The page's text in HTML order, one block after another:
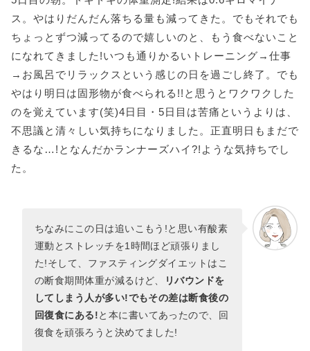
ス。やはりだんだん落ちる量も減ってきた。でもそれでも
ちょっとずつ減ってるので嬉しいのと、もう食べないこと
になれてきました!いつも通りかるいトレーニング→仕事
→お風呂でリラックスという感じの日を過ごし終了。でも
やはり明日は固形物が食べられる!!と思うとワクワクした
のを覚えています(笑)4日目・5日目は苦痛というよりは、
不思議と清々しい気持ちになりました。正直明日もまだで
きるな…!となんだかランナーズハイ?!ような気持ちでし
た。
ちなみにこの日は追いこもう!と思い有酸素
運動とストレッチを1時間ほど頑張りまし
た!そして、ファスティングダイエットはこ
の断食期間体重が減るけど、
リバウンドを
してしまう人が多い!でもその差は断食後の
回復食にある!と本に書いてあったので、回
復食を頑張ろうと決めてました!